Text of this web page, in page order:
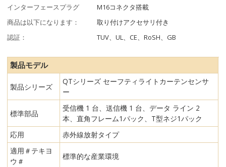
インターフェースプラグ
M16コネクタ搭載
商品は以下になります：
取り付けアクセサリ付き
認証：
TUV、UL、CE、RoSH、GB
製品モデル
製品シリーズ
QTシリーズ セーフティライトカーテンセンサ
ー
標準部品
受信機 1 台、送信機 1 台、データ ライン 2
本、直角フレーム1パック、T型ネジ1パック
応用
赤外線放射タイプ
適用＃テキヨ
ウ＃
標準的な産業環境